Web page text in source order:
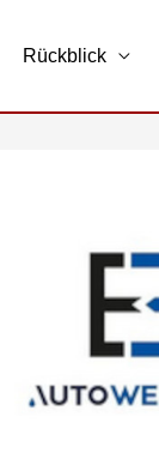
Rückblick